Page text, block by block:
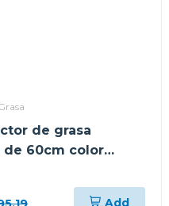
de grasa
de 60cm color
Add